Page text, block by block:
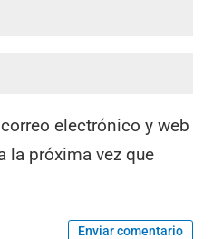
electrónico y web
la próxima vez que
Enviar comentario